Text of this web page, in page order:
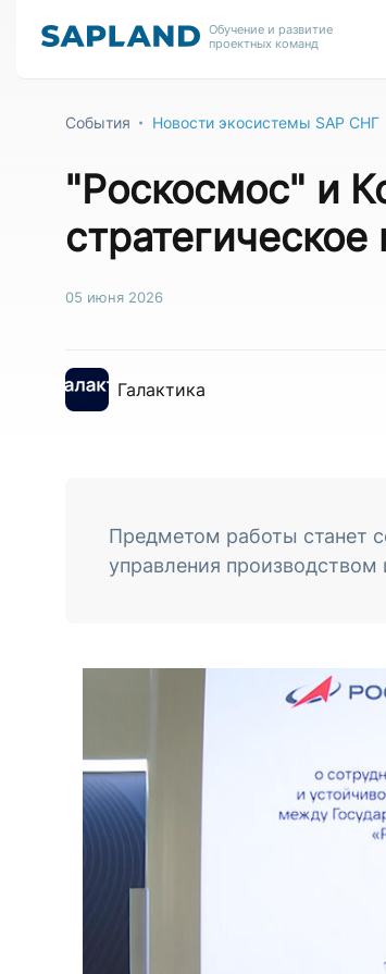
Обучение и развитие
проектных команд
События Новости экосистемы SAP СНГ
"Роскосмос" и
05 июня 2026
Галактика
Предметом работы станет
управления